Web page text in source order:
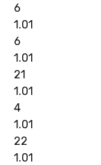
6
1.01
6
1.01
21
1.01
4
1.01
22
1.01